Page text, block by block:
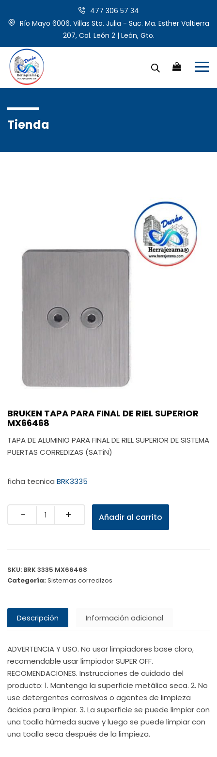
477 306 57 34
Río Mayo 6006, Villas Sta. Julia - Suc. Ma. Esther Valtierra
207, Col. León 2 | León, Gto.
Tienda
BRUKEN TAPA PARA FINAL DE RIEL SUPERIOR
MX66468
TAPA DE ALUMINIO PARA FINAL DE RIEL SUPERIOR DE SISTEMA
PUERTAS CORREDIZAS (SATíN)
ficha tecnica BRK3335
Quantity Añadir al carrito
SKU: BRK 3335 MX66468
Categoría:Sistemas corredizos
Descripción Información adicional
ADVERTENCIA Y USO. No usar limpiadores base cloro,
recomendable usar limpiador SUPER OFF.
RECOMENDACIONES. Instrucciones de cuidado del
producto: 1. Mantenga la superficie metálica seca. 2. No
use detergentes corrosivos o agentes de limpieza
ácidos para limpiar. 3. La superficie se puede limpiar con
una toalla húmeda suave y luego se puede limpiar con
una toalla seca después de la limpieza.